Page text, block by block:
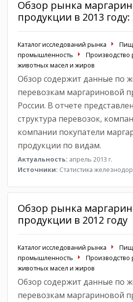
Обзор рынка
продукции в 2013
Каталог исследований рынка
промышленность
Производство
животных масел и жиров
Обзор содержит данные по
перевозкам маргариновой
России. В отчете
структура перевозок,
компании покупатели
продукции по видам.
Актуальность: апрель 2013 г.
Источники: Статистика
Обзор рынка
продукции в 2012 году
Каталог исследований рынка
промышленность
Производство
животных масел и жиров
Обзор содержит данные по
перевозкам маргариновой